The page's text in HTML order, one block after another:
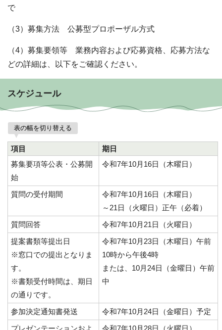
で
（3）募集方法 公募型プロポーザル方式
（4）募集要領等 業務内容および応募資格、応募方法な
どの詳細は、以下をご確認ください。
スケジュール
表の幅を切り替える
項目
期日
募集要項等公表・公募開
始
令和7年10月16日（木曜日）
質問の受付期間
令和7年10月16日（木曜日）
～21日（火曜日）正午（必着）
質問回答
令和7年10月21日（火曜日）
提案書類等提出日
※窓口での提出となりま
す。
※書類受付時間は、期日
の通りです。
令和7年10月23日（木曜日）午前
10時から午後4時
または、10月24日（金曜日）午前
中
参加決定通知書発送
令和7年10月24日（金曜日）予定